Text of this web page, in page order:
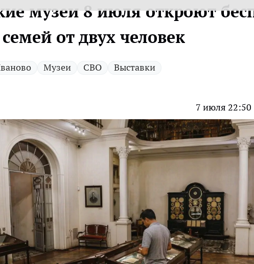
музеи 8 июля откроют
от двух человек
Музеи СВО Выставки
7 июля 22:50